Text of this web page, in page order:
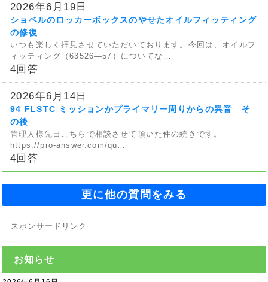
2026年6月19日
ショベルのロッカーボックスのやせたオイルフィッティング
の修復
いつも楽しく拝見させていただいております。今回は、オイルフ
ィッティング（63526—57）についてな…
4回答
2026年6月14日
94 FLSTC ミッションかプライマリー周りからの異音 そ
の後
管理人様先日こちらで相談させて頂いた件の続きです。
https://pro-answer.com/qu…
4回答
更に他の質問をみる
スポンサードリンク
お知らせ